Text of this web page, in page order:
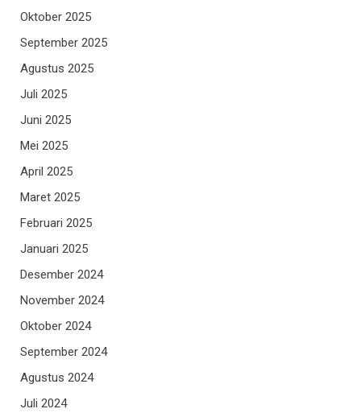
Oktober 2025
September 2025
Agustus 2025
Juli 2025
Juni 2025
Mei 2025
April 2025
Maret 2025
Februari 2025
Januari 2025
Desember 2024
November 2024
Oktober 2024
September 2024
Agustus 2024
Juli 2024